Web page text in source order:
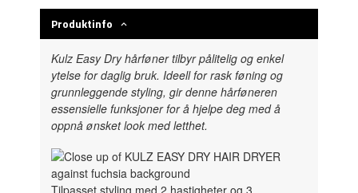
Produktinfo
Kulz Easy Dry hårføner tilbyr pålitelig og enkel
ytelse for daglig bruk. Ideell for rask føning og
grunnleggende styling, gir denne hårføneren
essensielle funksjoner for å hjelpe deg med å
oppnå ønsket look med letthet.
Tilpasset styling med 2 hastigheter og 3